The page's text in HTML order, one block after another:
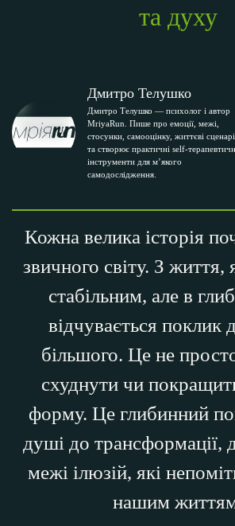
та духу
Дмитро Телушко
Дмитро Телушко — психолог і автор
MriyaRun. Пише про емоції, межі,
стосунки, самооцінку, життєві
та створює практичні self-
інструменти для м’якого
самодослідження.
Кожна велика історія
звичного світу. З життя,
стабільним, але в
відчувається поклик
більшого. Це не
схуднути чи
форму. Це глибинний
душі до трансформації,
межі ілюзій, які
нашим